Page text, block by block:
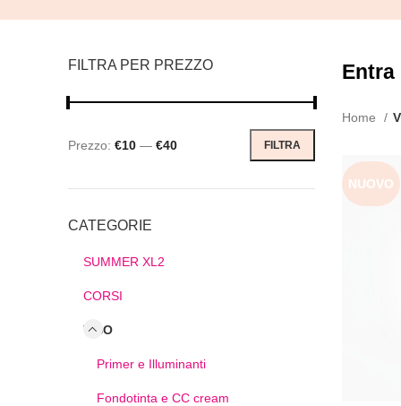
FILTRA PER PREZZO
FILTRA
Prezzo: €10 — €40
CATEGORIE
SUMMER XL2
CORSI
VISO
Primer e Illuminanti
Fondotinta e CC cream
Entra
Home
NUOVO